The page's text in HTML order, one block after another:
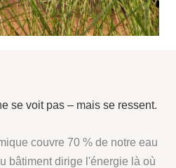
se voit pas – mais se ressent.
couvre 70 % de notre eau
bâtiment dirige l'énergie là où